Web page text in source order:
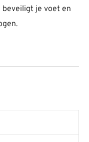
beveiligt je voet en